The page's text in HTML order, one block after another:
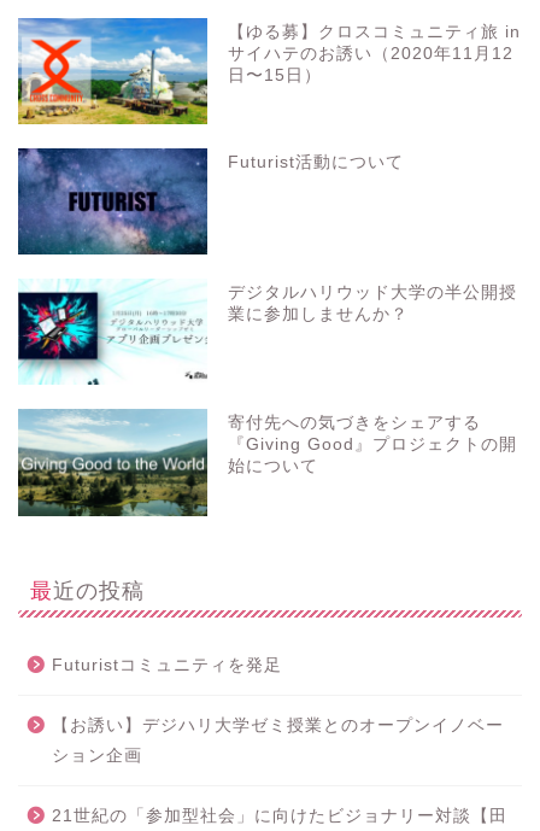
【ゆる募】クロスコミュニティ旅 in
サイハテのお誘い（2020年11月12
日〜15日）
Futurist活動について
デジタルハリウッド大学の半公開授
業に参加しませんか？
寄付先への気づきをシェアする
『Giving Good』プロジェクトの開
始について
最近の投稿
Futuristコミュニティを発足
【お誘い】デジハリ大学ゼミ授業とのオープンイノベー
ション企画
21世紀の「参加型社会」に向けたビジョナリー対談【田